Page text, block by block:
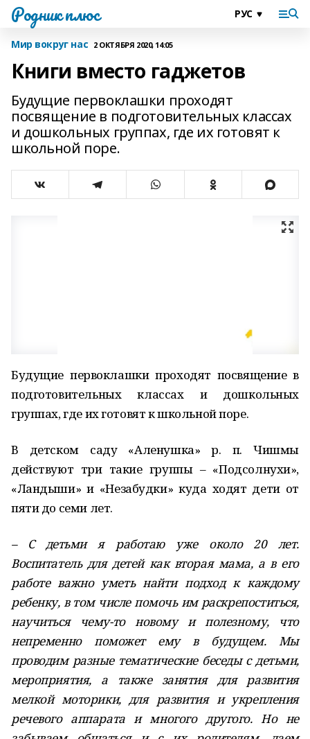
Родник плюс
Мир вокруг нас 2 ОКТЯБРЯ 2020, 14:05
Книги вместо гаджетов
Будущие первоклашки проходят
посвящение в подготовительных классах
и дошкольных группах, где их готовят к
школьной поре.
Будущие первоклашки проходят посвящение в
подготовительных классах и дошкольных
группах, где их готовят к школьной поре.
В детском саду «Аленушка» р. п. Чишмы
действуют три такие группы – «Подсолнухи»,
«Ландыши» и «Незабудки» куда ходят дети от
пяти до семи лет.
– С детьми я работаю уже около 20 лет.
Воспитатель для детей как вторая мама, а в его
работе важно уметь найти подход к каждому
ребенку, в том числе помочь им раскрепоститься,
научиться чему-то новому и полезному, что
непременно поможет ему в будущем. Мы
проводим разные тематические беседы с детьми,
мероприятия, а также занятия для развития
мелкой моторики, для развития и укрепления
речевого аппарата и многого другого. Но не